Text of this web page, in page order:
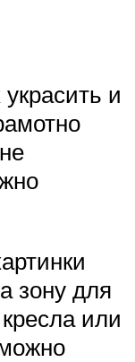
и
зону для
или